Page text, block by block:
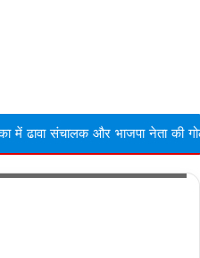
नेता की गोली मारकर हत्या